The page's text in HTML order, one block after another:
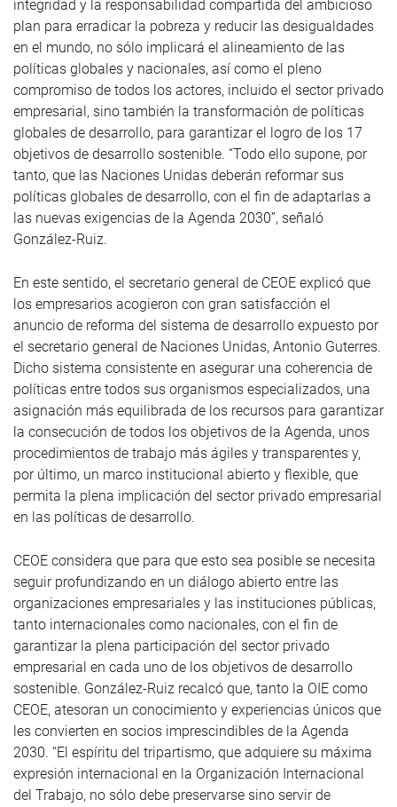
integridad y la responsabilidad compartida del ambicioso
plan para erradicar la pobreza y reducir las desigualdades
en el mundo, no sólo implicará el alineamiento de las
políticas globales y nacionales, así como el pleno
compromiso de todos los actores, incluido el sector privado
empresarial, sino también la transformación de políticas
globales de desarrollo, para garantizar el logro de los 17
objetivos de desarrollo sostenible. “Todo ello supone, por
tanto, que las Naciones Unidas deberán reformar sus
políticas globales de desarrollo, con el fin de adaptarlas a
las nuevas exigencias de la Agenda 2030”, señaló
González-Ruiz.
En este sentido, el secretario general de CEOE explicó que
los empresarios acogieron con gran satisfacción el
anuncio de reforma del sistema de desarrollo expuesto por
el secretario general de Naciones Unidas, Antonio Guterres.
Dicho sistema consistente en asegurar una coherencia de
políticas entre todos sus organismos especializados, una
asignación más equilibrada de los recursos para garantizar
la consecución de todos los objetivos de la Agenda, unos
procedimientos de trabajo más ágiles y transparentes y,
por último, un marco institucional abierto y flexible, que
permita la plena implicación del sector privado empresarial
en las políticas de desarrollo.
CEOE considera que para que esto sea posible se necesita
seguir profundizando en un diálogo abierto entre las
organizaciones empresariales y las instituciones públicas,
tanto internacionales como nacionales, con el fin de
garantizar la plena participación del sector privado
empresarial en cada uno de los objetivos de desarrollo
sostenible. González-Ruiz recalcó que, tanto la OIE como
CEOE, atesoran un conocimiento y experiencias únicos que
les convierten en socios imprescindibles de la Agenda
2030. “El espíritu del tripartismo, que adquiere su máxima
expresión internacional en la Organización Internacional
del Trabajo, no sólo debe preservarse sino servir de